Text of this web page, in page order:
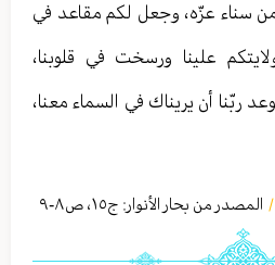
سناء عزّه، وجعل لكم مقاعد في
علينا ورسخت في قلوبنا،
ربّنا أن يريناك في السماء معنا،
/ المصدر من بحار الأنوار: ج١٥، ص٨-٩